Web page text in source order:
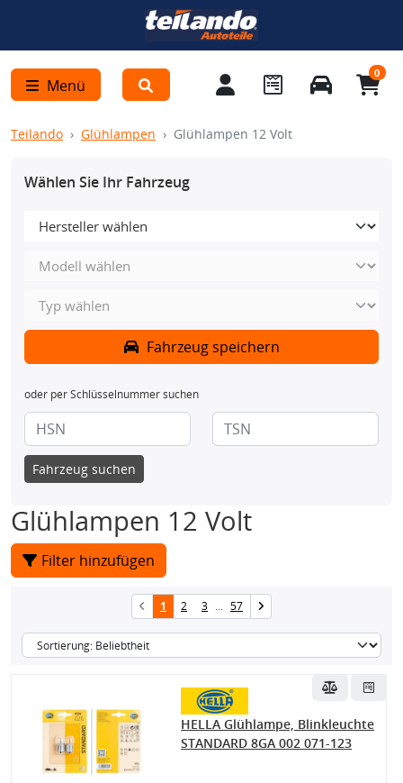
Menü
0
Teilando Glühlampen Glühlampen 12 Volt
Wählen Sie Ihr Fahrzeug
Fahrzeug speichern
oder per Schlüsselnummer suchen
Fahrzeug suchen
Glühlampen 12 Volt
Filter hinzufügen
1 2 3 ... 57
HELLA Glühlampe, Blinkleuchte
STANDARD 8GA 002 071-123